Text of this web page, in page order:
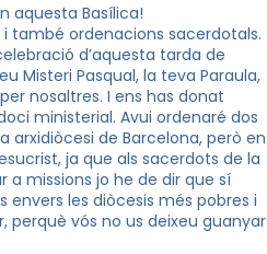
aquesta Basílica!
també ordenacions sacerdotals.
d’aquesta tarda de
Misteri Pasqual, la teva Paraula,
nosaltres. I ens has donat
ministerial. Avui ordenaré dos
arxidiòcesi de Barcelona, però en
ja que als sacerdots de la
missions jo he de dir que sí
envers les diòcesis més pobres i
perquè vós no us deixeu guanyar